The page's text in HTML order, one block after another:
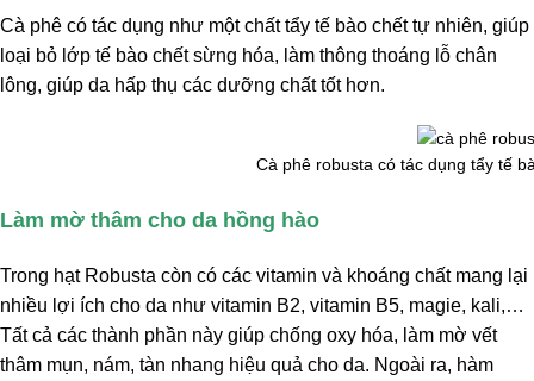
Cà phê có tác dụng như một chất tẩy tế bào chết tự nhiên, giúp
loại bỏ lớp tế bào chết sừng hóa, làm thông thoáng lỗ chân
lông, giúp da hấp thụ các dưỡng chất tốt hơn.
Cà phê robusta có tác dụng tẩy tế
Làm mờ thâm cho da hồng hào
Trong hạt Robusta còn có các vitamin và khoáng chất mang lại
nhiều lợi ích cho da như vitamin B2, vitamin B5, magie, kali,…
Tất cả các thành phần này giúp chống oxy hóa, làm mờ vết
thâm mụn, nám, tàn nhang hiệu quả cho da. Ngoài ra, hàm